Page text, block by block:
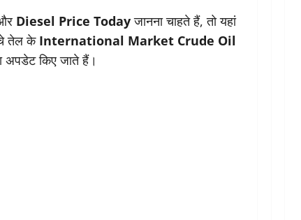
Diesel Price Todayजानना चाहते हैं, तो यहां
तेल के International Market Crude Oil
अपडेट किए जाते हैं।